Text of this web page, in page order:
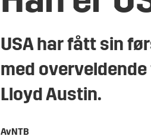
USA har fått sin
med
Lloyd Austin.
Av NTB